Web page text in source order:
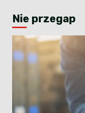
Nie przegap